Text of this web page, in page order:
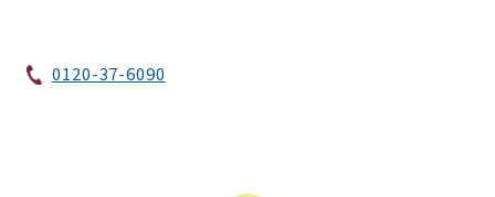
0120-37-6090